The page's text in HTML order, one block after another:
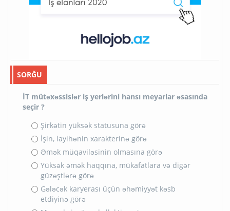
SORĞU
İT mütəxəssislər iş yerlərini hansı meyarlar əsasında
seçir ?
Şirkətin yüksək statusuna görə
İşin, layihənin xarakterinə görə
Əmək müqaviləsinin olmasına görə
Yüksək əmək haqqına, mükafatlara və digər
güzəştlərə görə
Gələcək karyerası üçün əhəmiyyət kəsb
etdiyinə görə